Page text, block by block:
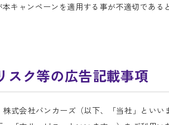
本キャンペーンを適用する事が不適切である
スク等の広告記載事項
式会社バンカーズ（以下、「当社」とい